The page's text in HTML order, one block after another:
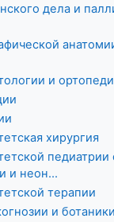
дела и
и
хирургия
педиатрии
и неон...
терапии
и ботаники